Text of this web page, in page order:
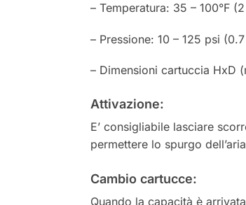
– Temperatura: 35 – 100°F
– Pressione: 10 – 125 psi
– Dimensioni cartuccia HxD
Attivazione:
E’ consigliabile lasciare
permettere lo spurgo
Cambio cartucce:
Quando la capacità è